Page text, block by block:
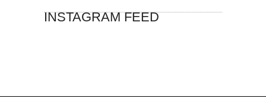
INSTAGRAM FEED